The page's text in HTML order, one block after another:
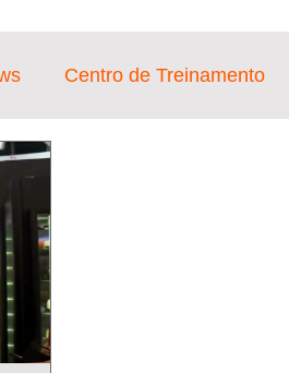
Centro de Treinamento